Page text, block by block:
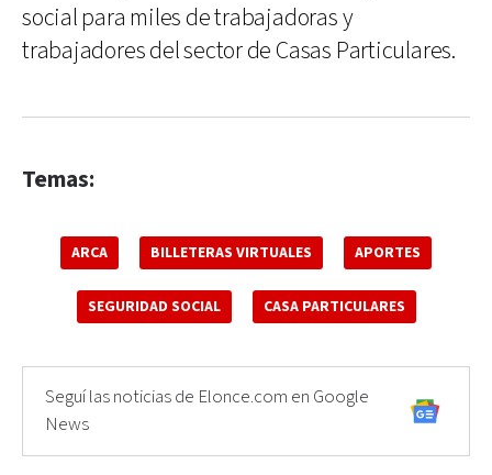
social para miles de trabajadoras y
trabajadores del sector de Casas Particulares.
Temas:
ARCA BILLETERAS VIRTUALES APORTES
SEGURIDAD SOCIAL CASA PARTICULARES
Seguí las noticias de Elonce.com en Google
News